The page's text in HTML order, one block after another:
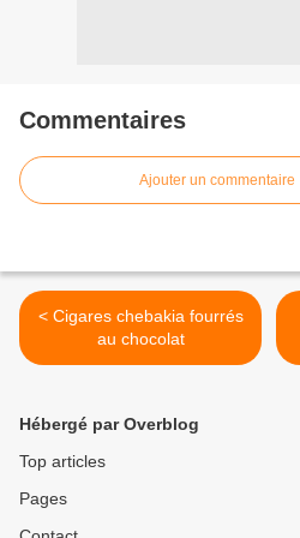
Commentaires
Ajouter un commentaire
< Cigares chebakia fourrés
au chocolat
Hébergé par Overblog
Top articles
Pages